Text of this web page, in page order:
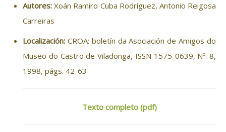
Autores: Xoán Ramiro Cuba Rodríguez, Antonio Reigosa
Carreiras
Localización: CROA: boletín da Asociación de Amigos do
Museo do Castro de Viladonga, ISSN 1575-0639, Nº. 8,
1998, págs. 42-63
Texto completo (pdf)